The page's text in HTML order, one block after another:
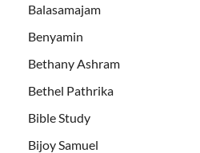
Balasamajam
Benyamin
Bethany Ashram
Bethel Pathrika
Bible Study
Bijoy Samuel